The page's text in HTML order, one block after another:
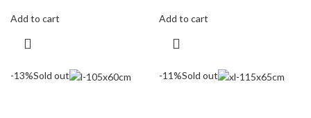
Add to cart Add to cart
-13%Sold out -11%Sold out